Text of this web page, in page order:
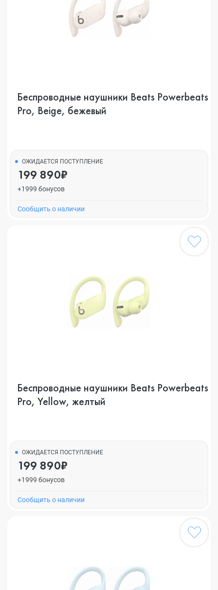
Беспроводные наушники Beats Powerbeats
Pro, Beige, бежевый
ОЖИДАЕТСЯ ПОСТУПЛЕНИЕ
199 890₽
+1999 бонусов
Cообщить о наличии
Беспроводные наушники Beats Powerbeats
Pro, Yellow, желтый
ОЖИДАЕТСЯ ПОСТУПЛЕНИЕ
199 890₽
+1999 бонусов
Cообщить о наличии